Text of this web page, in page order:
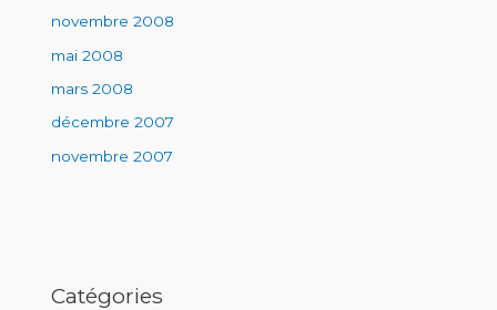
novembre 2008
mai 2008
mars 2008
décembre 2007
novembre 2007
Catégories